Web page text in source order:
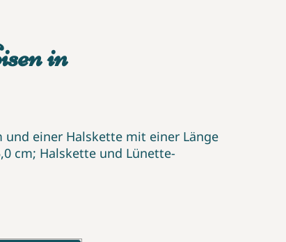
in
einer Halskette mit einer Länge
cm; Halskette und Lünette-